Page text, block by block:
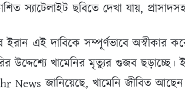
স্যাটেলাইট ছবিতে দেখা যায়,
ইরান এই দাবিকে সম্পূর্ণভাবে অস্বীকার
উদ্দেশ্যে খামেনির মৃত্যুর গুজব ছড়াচ্ছে।
News জানিয়েছে, খামেনি জীবিত আছেন